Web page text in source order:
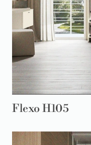
Flexo H105